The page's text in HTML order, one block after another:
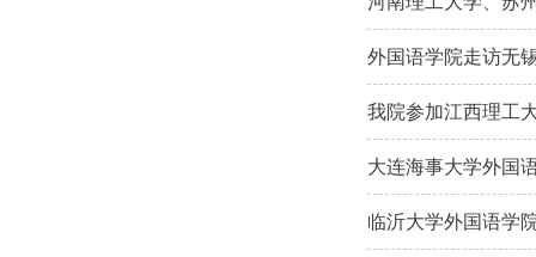
外国语学院走访无
我院参加江西理工
大连海事大学外国
临沂大学外国语学